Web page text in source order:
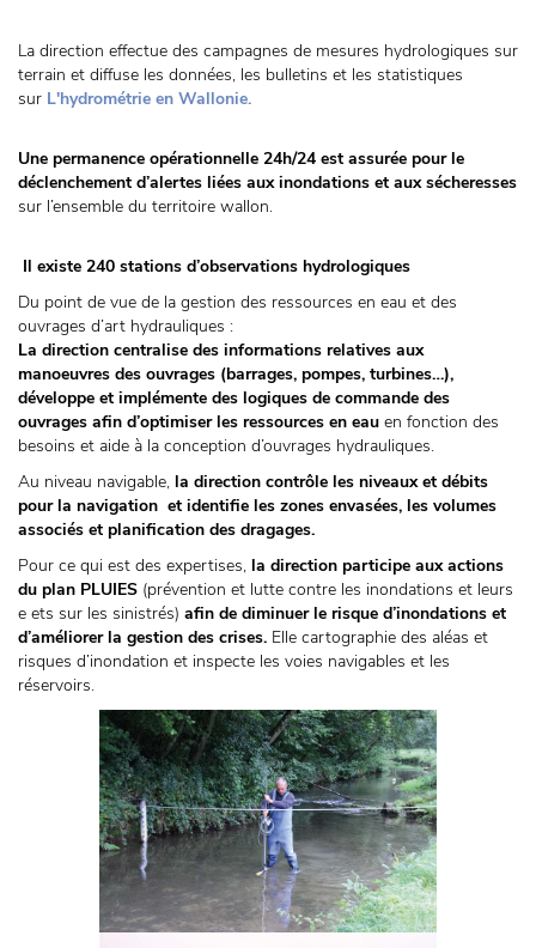
La direction effectue des campagnes de mesures hydrologiques sur
terrain et diffuse les données, les bulletins et les statistiques
sur L'hydrométrie en Wallonie.
Une permanence opérationnelle 24h/24 est assurée pour le
déclenchement d’alertes liées aux inondations et aux sécheresses
sur l’ensemble du territoire wallon.
Il existe 240 stations d’observations hydrologiques
Du point de vue de la gestion des ressources en eau et des
ouvrages d’art hydrauliques :
La direction centralise des informations relatives aux
manoeuvres des ouvrages (barrages, pompes, turbines…),
développe et implémente des logiques de commande des
ouvrages afin d’optimiser les ressources en eau en fonction des
besoins et aide à la conception d’ouvrages hydrauliques.
Au niveau navigable, la direction contrôle les niveaux et débits
pour la navigation et identifie les zones envasées, les volumes
associés et planification des dragages.
Pour ce qui est des expertises, la direction participe aux actions
du plan PLUIES (prévention et lutte contre les inondations et leurs
e ets sur les sinistrés) afin de diminuer le risque d’inondations et
d’améliorer la gestion des crises. Elle cartographie des aléas et
risques d’inondation et inspecte les voies navigables et les
réservoirs.